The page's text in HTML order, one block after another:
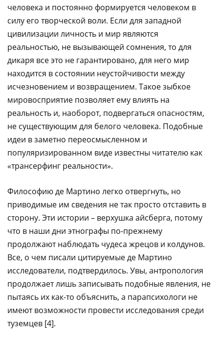
человека и постоянно формируется человеком в
силу его творческой воли. Если для западной
цивилизации личность и мир являются
реальностью, не вызывающей сомнения, то для
дикаря все это не гарантировано, для него мир
находится в состоянии неустойчивости между
исчезновением и возвращением. Такое зыбкое
мировосприятие позволяет ему влиять на
реальность и, наоборот, подвергаться опасностям,
не существующим для белого человека. Подобные
идеи в заметно переосмысленном и
популяризированном виде известны читателю как
«трансерфинг реальности».
Философию де Мартино легко отвергнуть, но
приводимые им сведения не так просто отставить в
сторону. Эти истории – верхушка айсберга, потому
что в наши дни этнографы по-прежнему
продолжают наблюдать чудеса жрецов и колдунов.
Все, о чем писали цитируемые де Мартино
исследователи, подтвердилось. Увы, антропология
продолжает лишь записывать подобные явления, не
пытаясь их как-то объяснить, а парапсихологи не
имеют возможности провести исследования среди
туземцев [4].